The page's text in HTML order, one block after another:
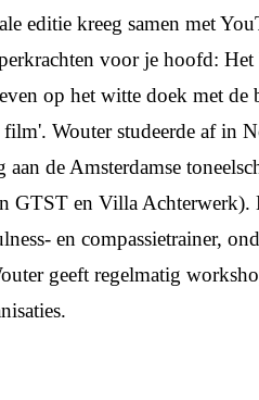
editie kreeg samen met
voor je hoofd:
op het witte doek met de
Wouter studeerde af in
de Amsterdamse
GTST en Villa
en compassietrainer,
geeft regelmatig